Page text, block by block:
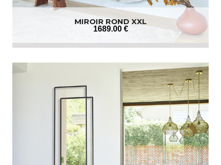
MIROIR ROND XXL
1689.00 €